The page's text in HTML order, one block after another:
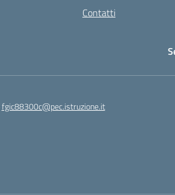
Contatti
fgic88300c@pec.istruzione.it